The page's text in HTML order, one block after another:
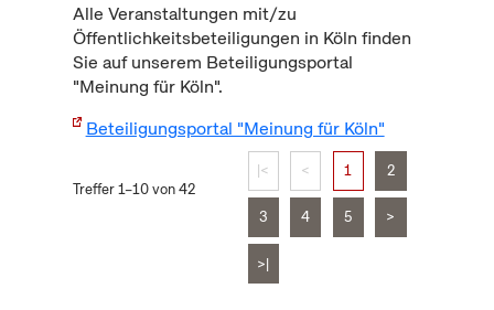
Alle Veranstaltungen mit/zu
Öffentlichkeitsbeteiligungen in Köln finden
Sie auf unserem Beteiligungsportal
"Meinung für Köln".
Beteiligungsportal "Meinung für Köln"
Treffer 1–10 von 42
|< < 1 2
3 4 5 >
>|